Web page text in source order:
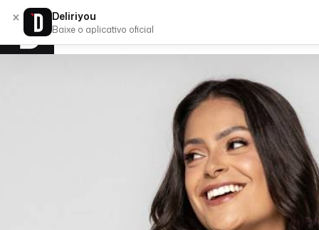
× Deliriyou
Baixe o aplicativo oficial